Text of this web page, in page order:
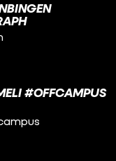
#OFFCAMPUS